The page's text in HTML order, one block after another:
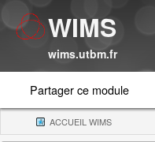
WIMS
wims.utbm.fr
Partager ce module
ACCUEIL WIMS(CURRENT)